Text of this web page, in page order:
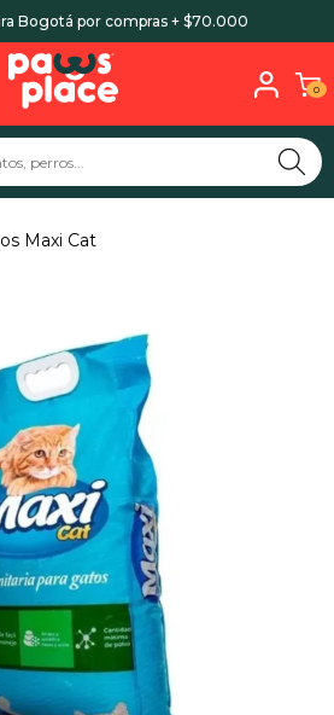
Bogotá por compras + $70.000
0
Maxi Cat